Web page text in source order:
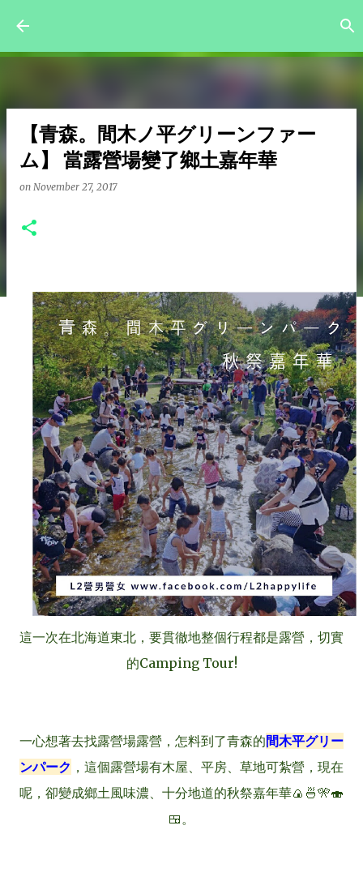
【青森。間木ノ平グリーンファー
ム】 當露營場變了鄉土嘉年華
on November 27, 2017
這一次在北海道東北，要貫徹地整個行程都是露營，切實
的Camping Tour!
一心想著去找露營場露營，怎料到了青森的間木平グリー
ンパーク ，這個露營場有木屋、平房、草地可紮營，現在
呢，卻變成鄉土風味濃、十分地道的秋祭嘉年華🍙🍜🎌🍣
🍱。